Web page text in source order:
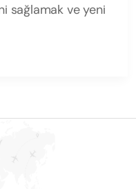
sağlamak ve yeni